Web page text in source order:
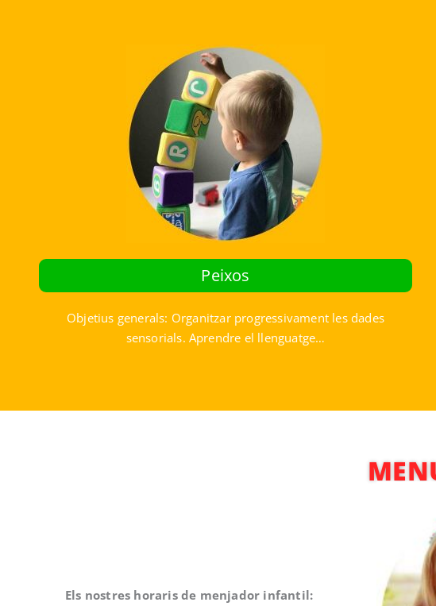
Peixos
Objetius generals: Organitzar progressivament les dades
sensorials. Aprendre el llenguatge…
Els nostres horaris de menjador infantil: